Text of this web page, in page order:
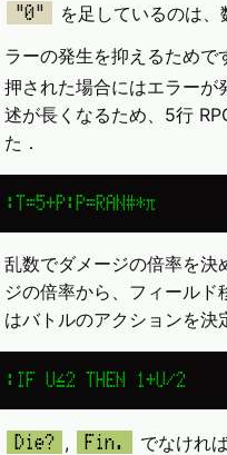
"0"
を足しているのは
ラーの発生を抑えるためで
押された場合にはエラーが
述が長くなるため、5行
た．
:T=5+P:P=RAN#*π
乱数でダメージの倍率を決
ジの倍率から、フィールド
はバトルのアクションを決
:IF U≦2 THEN 1+U/2
Die? , Fin.
でなけれ